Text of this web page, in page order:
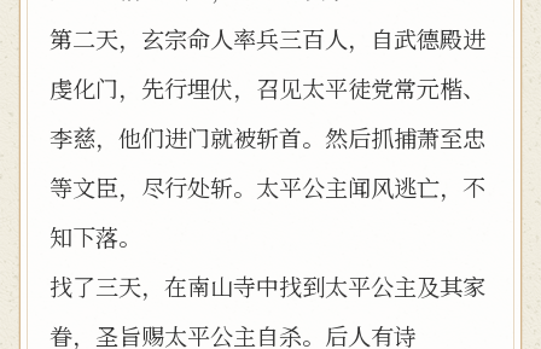
第二天，玄宗命人率兵三百人，自武德殿进
虔化门，先行埋伏，召见太平徒党常元楷、
李慈，他们进门就被斩首。然后抓捕萧至忠
等文臣，尽行处斩。太平公主闻风逃亡，不
知下落。
找了三天，在南山寺中找到太平公主及其家
眷，圣旨赐太平公主自杀。后人有诗